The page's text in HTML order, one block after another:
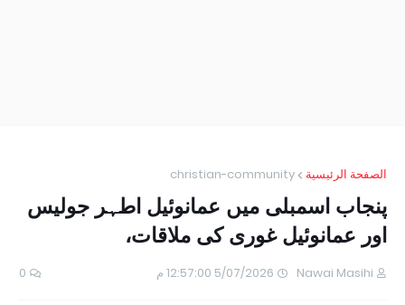
الصفحة الرئيسية christian-community
پنجاب اسمبلی میں عمانوئیل اطہر جولیس
اور عمانوئیل غوری کی ملاقات،
Nawai Masihi 5/07/2026 12:57:00 م 0